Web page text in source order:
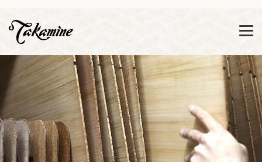
Diese Meldung nicht mehr anzeigen